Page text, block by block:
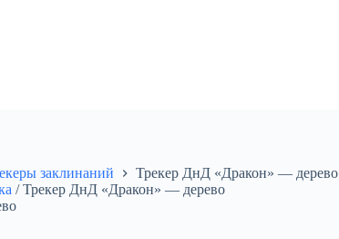
заклинаний
Трекер ДнД «Дракон» — дерево
/ Трекер ДнД «Дракон» — дерево